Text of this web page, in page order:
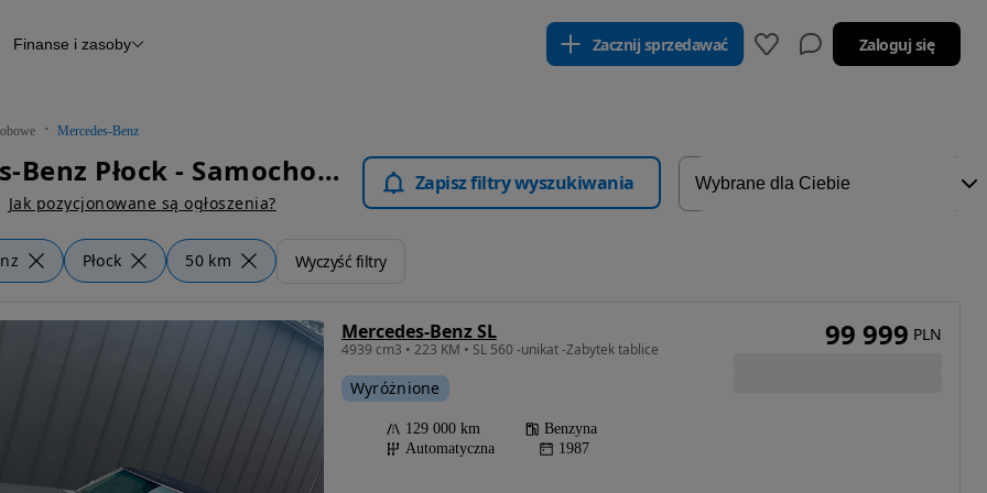
Raport z inspekcji
Otomoto News
Finanse i zasoby Zacznij sprzedawać Zaloguj się
Mercedes-Benz
Mercedes-Benz Płock - Samochody Osobowe
Jak pozycjonowane są ogłoszenia?
Zapisz filtry wyszukiwania
Płock 50 km Wyczyść filtry
Mercedes-Benz SL
4939 cm3 • 223 KM • SL 560 -unikat -Zabytek tablice
Wyróżnione
129 000 km
Benzyna
Automatyczna
1987
99 999 PLN